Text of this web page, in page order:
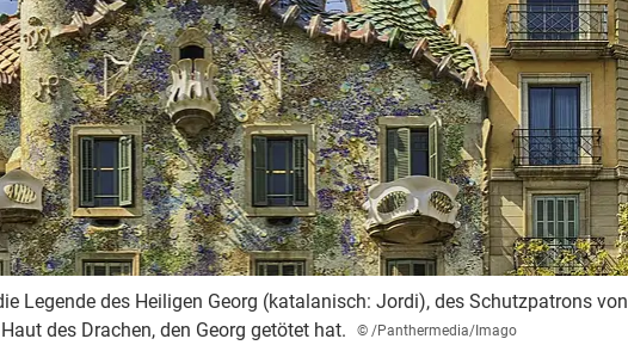
Legende des Heiligen Georg (katalanisch: Jordi), des Schutzpatrons von
des Drachen, den Georg getötet hat.
© /Panthermedia/Imago